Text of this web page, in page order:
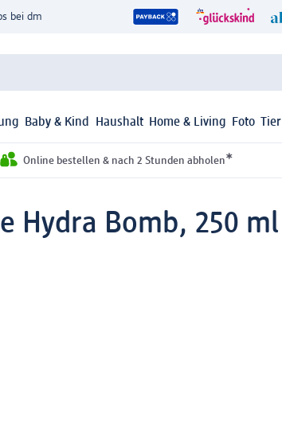
bei dm
Baby & Kind Haushalt Home & Living Foto Tier
Online bestellen & nach 2 Stunden abholen*
Hydra Bomb, 250 ml